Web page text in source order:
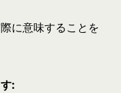
に意味することを
: